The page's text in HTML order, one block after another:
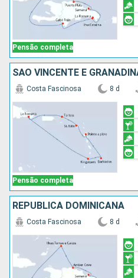
Pensão completa
Pensão completa
Costa Fascinosa 8 d
REPUBLICA DOMINICANA
Costa Fascinosa 8 d